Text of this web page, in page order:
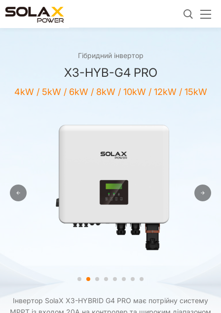
Гібридний інвертор
X3-HYB-G4 PRO
4kW / 5kW / 6kW / 8kW / 10kW / 12kW / 15kW
Інвертор SolaX X3-HYBRID G4 PRO має потрійну систему